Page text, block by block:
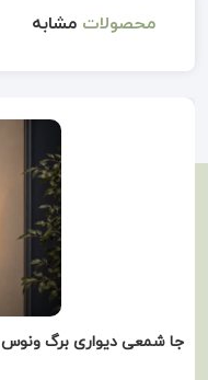
محصولات مشابه
جا شمعی دیواری برگ ونوس